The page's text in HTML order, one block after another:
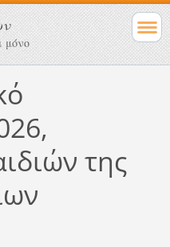
μόνο
της